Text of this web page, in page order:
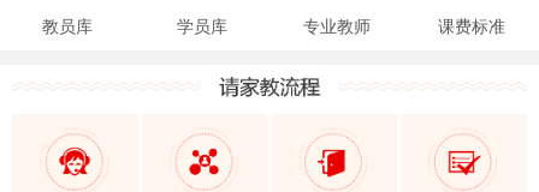
上海家教网女生家教安全必读！
上海家教网大学生做家教安全须知！
上海家教网家教试课规则 2020-1-18
教员库 学员库 专业教师 课费标准